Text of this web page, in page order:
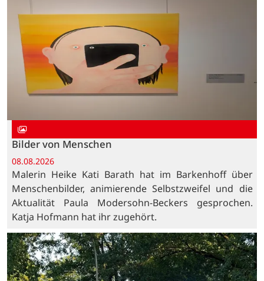
Bilder von Menschen
08.08.2026
Malerin Heike Kati Barath hat im Barkenhoff über
Menschenbilder, animierende Selbstzweifel und die
Aktualität Paula Modersohn-Beckers gesprochen.
Katja Hofmann hat ihr zugehört.